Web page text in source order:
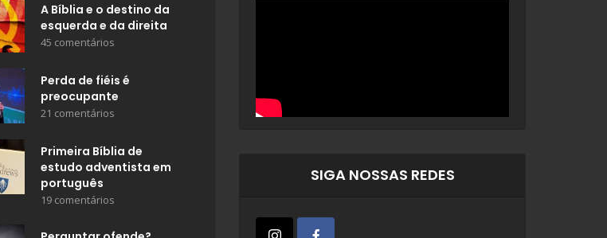
A Bíblia e o destino da
esquerda e da direita
45 comentários
Perda de fiéis é
preocupante
21 comentários
Primeira Bíblia de
estudo adventista em
português
19 comentários
SIGA NOSSAS REDES